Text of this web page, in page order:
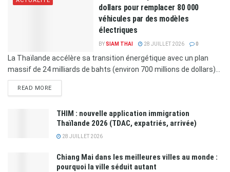
dollars pour remplacer 80 000
véhicules par des modèles
électriques
BYSIAM THAI 28 JUILLET 2026 0
La Thaïlande accélère sa transition énergétique avec un plan
massif de 24 milliards de bahts (environ 700 millions de dollars)...
READ MORE
THIM : nouvelle application immigration
Thaïlande 2026 (TDAC, expatriés, arrivée)
28 JUILLET 2026
Chiang Mai dans les meilleures villes au monde :
pourquoi la ville séduit autant